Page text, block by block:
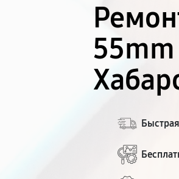
55mm